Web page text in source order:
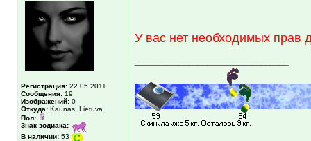
Регистрация: 22.05.2011
Сообщения: 19
Изображений: 0
Откуда: Kaunas, Lietuva
Пол:
Знак зодиака:
В наличии: 53
У вас нет необходимых прав